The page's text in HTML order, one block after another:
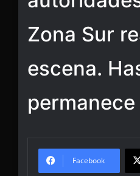
Zona Sur
escena.
Facebook